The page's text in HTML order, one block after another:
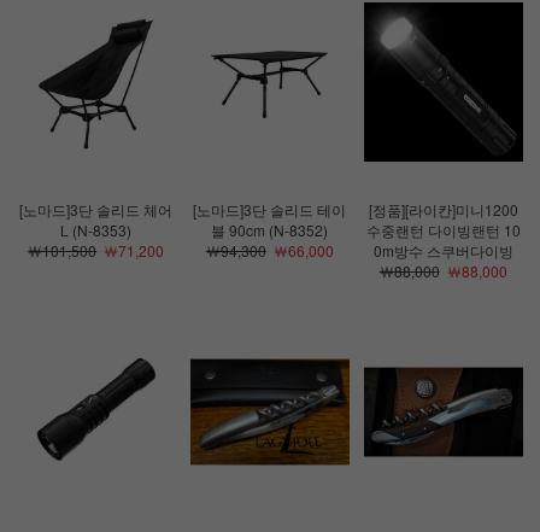
[노마드]3단 솔리드 체어
L (N-8353)
￦101,500￦71,200
[노마드]3단 솔리드 테이
블 90cm (N-8352)
￦94,300￦66,000
[정품][라이칸]미니1200
수중랜턴 다이빙랜턴 10
0m방수 스쿠버다이빙
￦88,000￦88,000